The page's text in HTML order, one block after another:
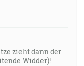
zieht dann der
Widder)!